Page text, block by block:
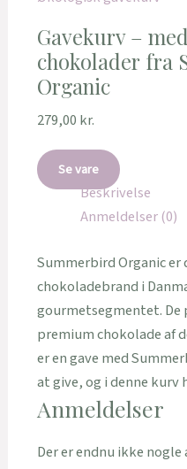
Gavekurv –
chokolader fra
Organic
279,00 kr.
Se vare
Beskrivelse
Anmeldelser (0)
Summerbird Organic
chokoladebrand i
gourmetsegmentet. De
premium chokolade af
er en gave med
at give, og i denne kurv
Anmeldelser
Der er endnu ikke nogle